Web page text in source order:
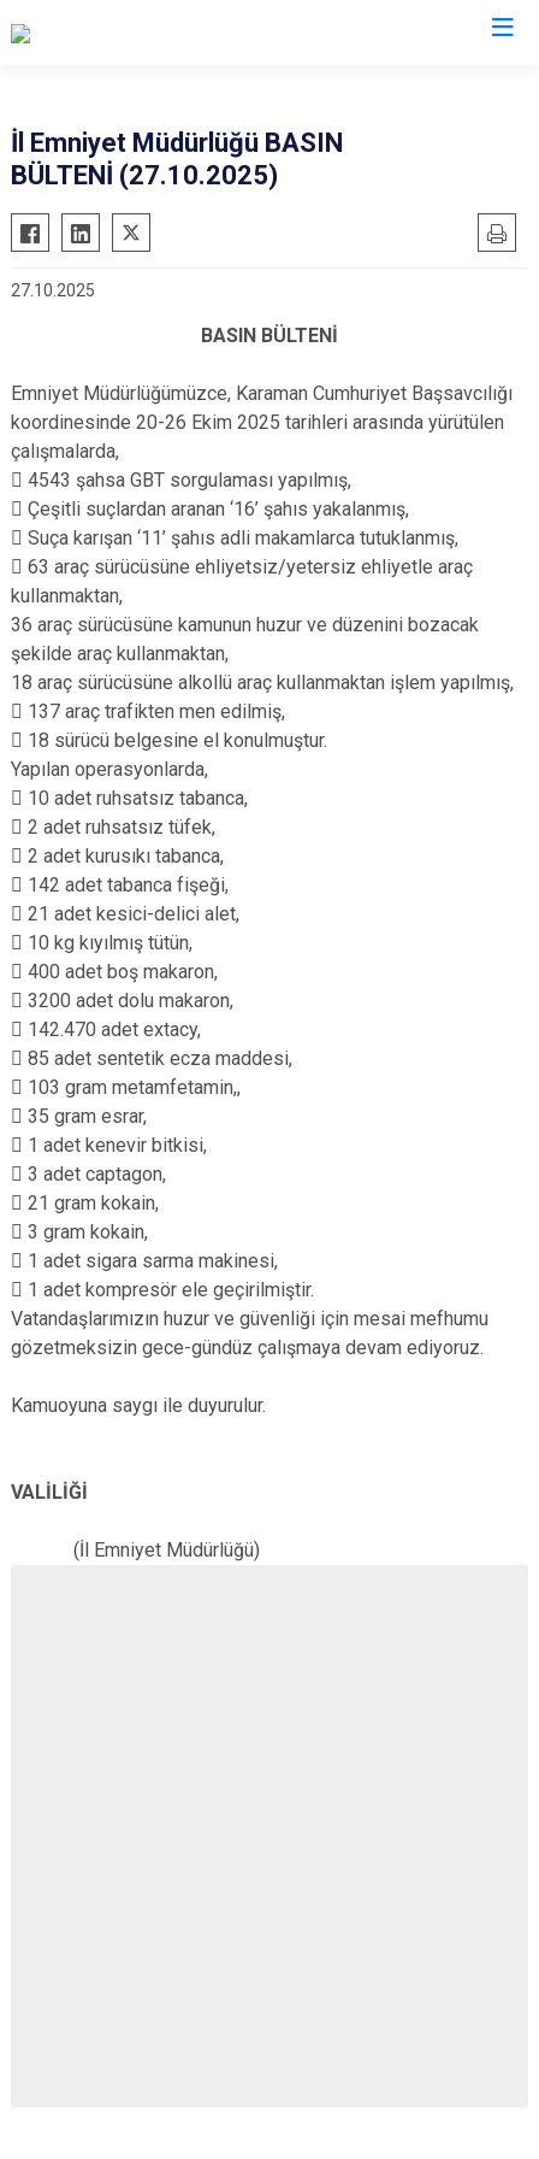
İl Emniyet Müdürlüğü BASIN
BÜLTENİ (27.10.2025)
27.10.2025
BASIN BÜLTENİ
Emniyet Müdürlüğümüzce, Karaman Cumhuriyet Başsavcılığı
koordinesinde 20-26 Ekim 2025 tarihleri arasında yürütülen
çalışmalarda,
 4543 şahsa GBT sorgulaması yapılmış,
 Çeşitli suçlardan aranan ‘16’ şahıs yakalanmış,
 Suça karışan ‘11’ şahıs adli makamlarca tutuklanmış,
 63 araç sürücüsüne ehliyetsiz/yetersiz ehliyetle araç
kullanmaktan,
36 araç sürücüsüne kamunun huzur ve düzenini bozacak
şekilde araç kullanmaktan,
18 araç sürücüsüne alkollü araç kullanmaktan işlem yapılmış,
 137 araç trafikten men edilmiş,
 18 sürücü belgesine el konulmuştur.
Yapılan operasyonlarda,
 10 adet ruhsatsız tabanca,
 2 adet ruhsatsız tüfek,
 2 adet kurusıkı tabanca,
 142 adet tabanca fişeği,
 21 adet kesici-delici alet,
 10 kg kıyılmış tütün,
 400 adet boş makaron,
 3200 adet dolu makaron,
 142.470 adet extacy,
 85 adet sentetik ecza maddesi,
 103 gram metamfetamin,,
 35 gram esrar,
 1 adet kenevir bitkisi,
 3 adet captagon,
 21 gram kokain,
 3 gram kokain,
 1 adet sigara sarma makinesi,
 1 adet kompresör ele geçirilmiştir.
Vatandaşlarımızın huzur ve güvenliği için mesai mefhumu
gözetmeksizin gece-gündüz çalışmaya devam ediyoruz.
Kamuoyuna saygı ile duyurulur.
VALİLİĞİ
(İl Emniyet Müdürlüğü)